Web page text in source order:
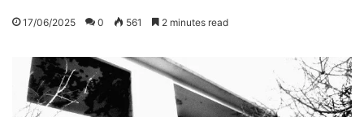
17/06/2025 0 561 2 minutes read